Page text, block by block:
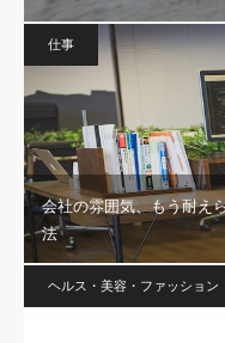
仕事
会社の雰囲気、もう耐え
法
ヘルス・美容・ファッション